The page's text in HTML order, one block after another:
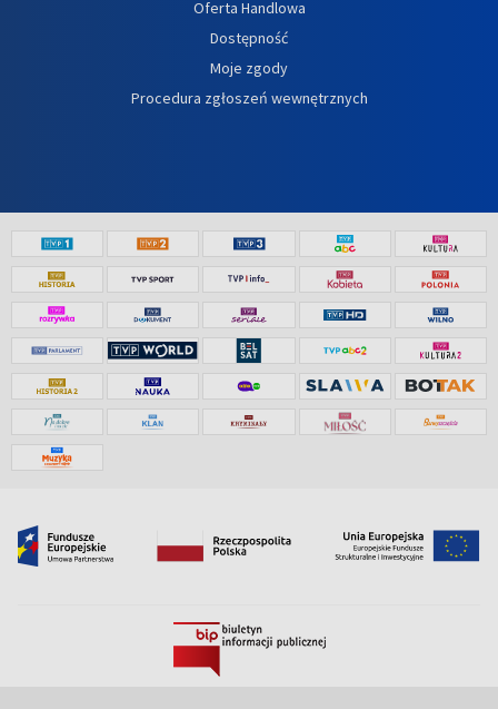
Oferta Handlowa
Dostępność
Moje zgody
Procedura zgłoszeń wewnętrznych